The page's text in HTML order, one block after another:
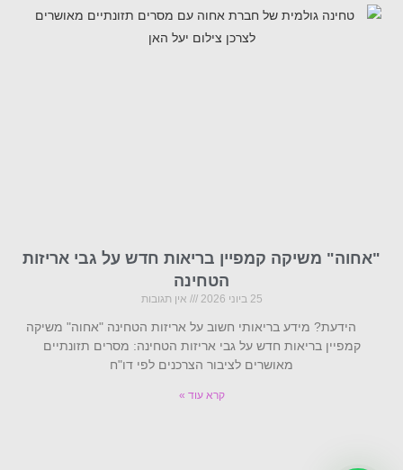
"אחוה" משיקה קמפיין בריאות חדש על גבי אריזות
הטחינה
25 ביוני 2026 אין תגובות
הידעת? מידע בריאותי חשוב על אריזות הטחינה "אחוה" משיקה
קמפיין בריאות חדש על גבי אריזות הטחינה: מסרים תזונתיים
מאושרים לציבור הצרכנים לפי דו"ח
קרא עוד »